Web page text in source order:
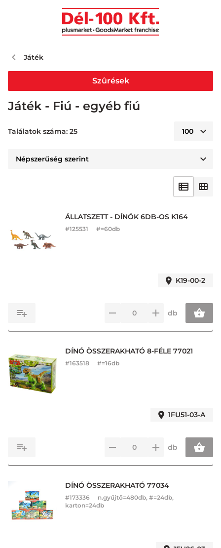
Játék
Játék - Fiú - egyéb fiú
Találatok száma: 25
ÁLLATSZETT - DÍNÓK 6DB-OS K164
#125531 #=60db
K19-00-2
db
DÍNÓ ÖSSZERAKHATÓ 8-FÉLE 77021
#163518 #=16db
1FU51-03-A
db
DÍNÓ ÖSSZERAKHATÓ 77034
#173336
n.gyűjtő=480db, #=24db,
karton=24db
Szûrések